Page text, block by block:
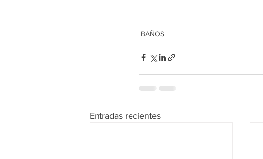
BAÑOS
Entradas recientes